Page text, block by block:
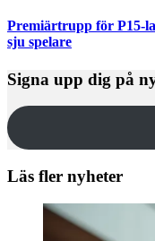
Premiärtrupp för P15-
sju spelare
Signa upp dig på
Läs fler nyheter